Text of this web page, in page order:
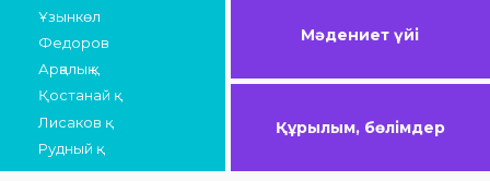
Ұзынкөл
Федоров
Арқалық қ.
Қостанай қ.
Лисаков қ.
Рудный қ.
Мәдениет үйі
Құрылым, бөлімдер